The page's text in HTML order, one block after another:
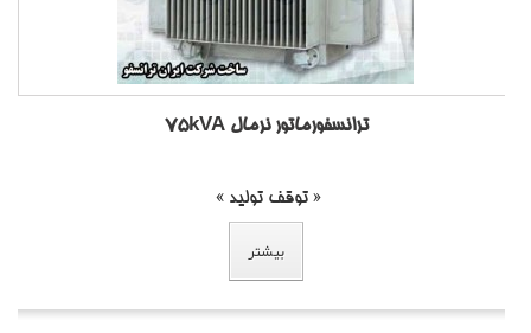
ترانسفورماتور نرمال 75kVA
« توقف تولید »
بیشتر